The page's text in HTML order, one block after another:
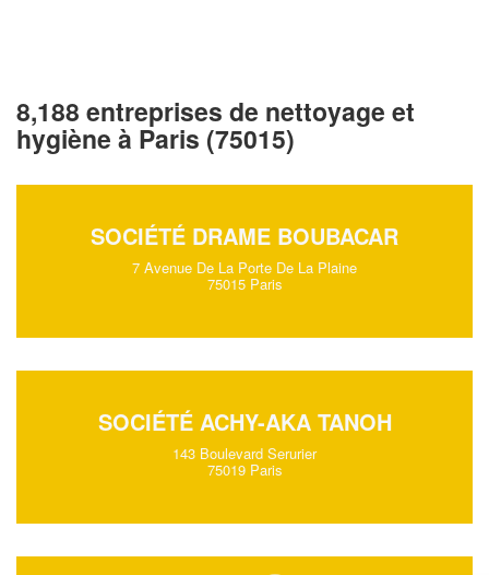
8,188 entreprises de nettoyage et
hygiène à Paris (75015)
SOCIÉTÉ DRAME BOUBACAR
7 Avenue De La Porte De La Plaine
75015 Paris
SOCIÉTÉ ACHY-AKA TANOH
143 Boulevard Serurier
75019 Paris